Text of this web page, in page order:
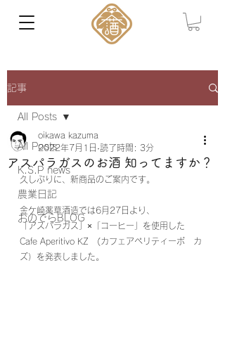
記事
All Posts
K.S.P news
農業日記
おのでらBLOG
All Posts
アスパラガスのお酒 知ってますか？
oikawa kazuma
2022年7月1日 読了時間: 3分
久しぶりに、新商品のご案内です。
金ケ崎薬草酒造では6月27日より、
「アスパラガス」×「コーヒー」を使用した
Cafe Aperitivo KZ　(カフェアペリティーボ　カ
ズ）を発表しました。